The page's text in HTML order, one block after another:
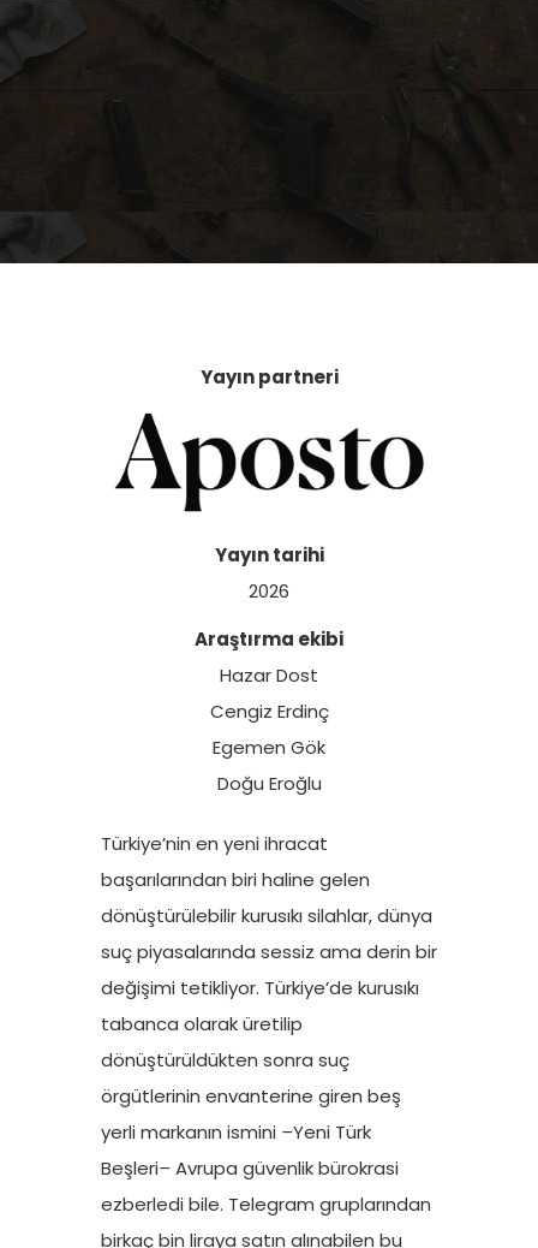
Yayın partneri
Yayın tarihi
2026
Araştırma ekibi
Hazar Dost
Cengiz Erdinç
Egemen Gök
Doğu Eroğlu
Türkiye’nin en yeni ihracat
başarılarından biri haline gelen
dönüştürülebilir kurusıkı silahlar, dünya
suç piyasalarında sessiz ama derin bir
değişimi tetikliyor. Türkiye’de kurusıkı
tabanca olarak üretilip
dönüştürüldükten sonra suç
örgütlerinin envanterine giren beş
yerli markanın ismini –Yeni Türk
Beşleri–Avrupa güvenlik bürokrasi
ezberledi bile. Telegram gruplarından
birkaç bin liraya satın alınabilen bu